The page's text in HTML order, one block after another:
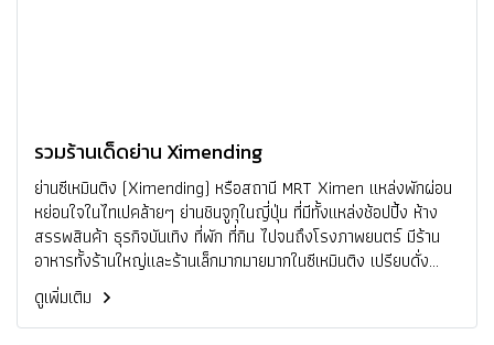
รวมร้านเด็ดย่าน Ximending
ย่านซีเหมินติง (Ximending) หรือสถานี MRT Ximen แหล่งพักผ่อน
หย่อนใจในไทเปคล้ายๆ ย่านชินจูกุในญี่ปุ่น ที่มีทั้งแหล่งช้อปปิ้ง ห้าง
สรรพสินค้า ธุรกิจบันเทิง ที่พัก ที่กิน ไปจนถึงโรงภาพยนตร์ มีร้าน
อาหารทั้งร้านใหญ่และร้านเล็กมากมายมากในซีเหมินติง เปรียบดั่ง
สวรรค์ของขาช้อปขาชิม สีสันและความคึกคักของซีเหมินติงจะค่อยๆ
เริ่มขึ้นในช่วงบ่ายแก่ๆ ไปจนถึงหลังพระอาทิตย์ตกดิน ถ้ามีโอกาสได้
มาเยือนแล้ว ต้องห้ามพลาดมาลองมาชิมอาหารแสนอร่อย ที่เราเลือก
ดูเพิ่มเติม